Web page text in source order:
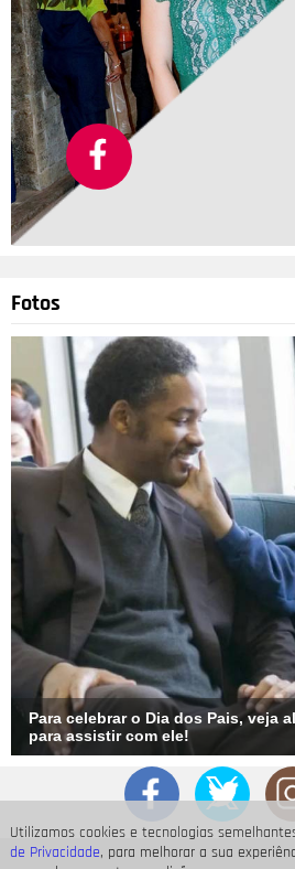
Utilizamos cookies e tecnologias
de Privacidade, para melhorar a sua
Fotos
Para celebrar o Dia dos Pais, veja
para assistir com ele!